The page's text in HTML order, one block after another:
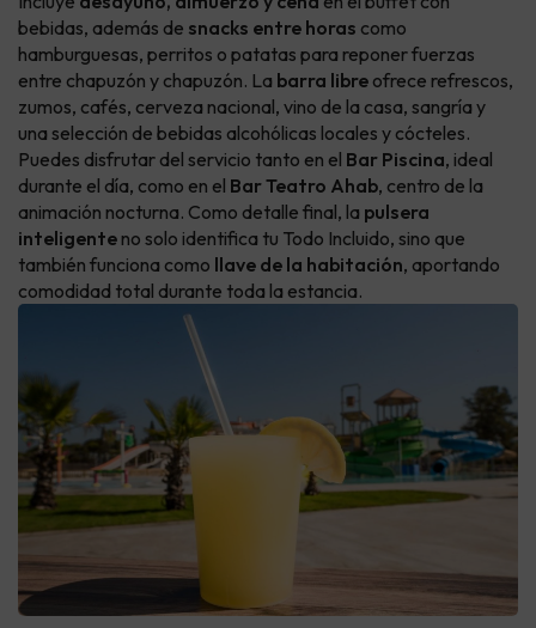
bebidas, además de snacks entre horas como
hamburguesas, perritos o patatas para reponer fuerzas
entre chapuzón y chapuzón. La barra libre ofrece refrescos,
zumos, cafés, cerveza nacional, vino de la casa, sangría y
una selección de bebidas alcohólicas locales y cócteles.
Puedes disfrutar del servicio tanto en el Bar Piscina, ideal
durante el día, como en el Bar Teatro Ahab, centro de la
animación nocturna. Como detalle final, la pulsera
inteligente no solo identifica tu Todo Incluido, sino que
también funciona como llave de la habitación, aportando
comodidad total durante toda la estancia.